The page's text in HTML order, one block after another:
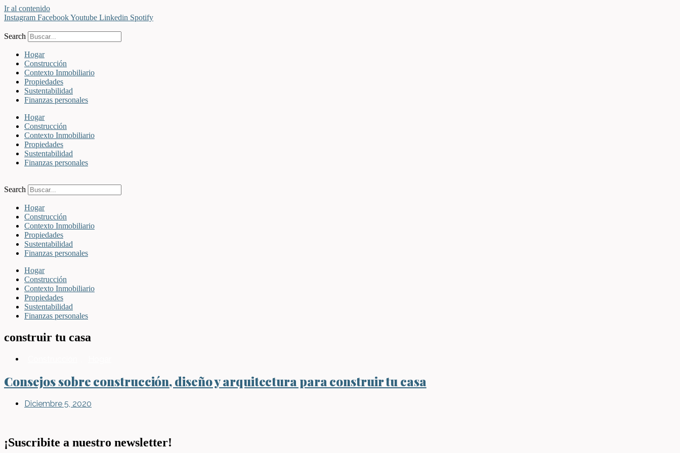
Ir al contenido
Instagram FacebookYoutube Linkedin Spotify
Search
Hogar
Construcción
Contexto Inmobiliario
Propiedades
Sustentabilidad
Finanzas personales
Hogar
Construcción
Contexto Inmobiliario
Propiedades
Sustentabilidad
Finanzas personales
Search
Hogar
Construcción
Contexto Inmobiliario
Propiedades
Sustentabilidad
Finanzas personales
Hogar
Construcción
Contexto Inmobiliario
Propiedades
Sustentabilidad
Finanzas personales
construir tu casa
Consejos sobre construcción, diseño y arquitectura para construir tu casa
Diciembre 5, 2020
¡Suscribite a nuestro newsletter!